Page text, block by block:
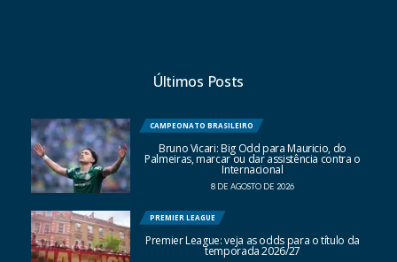
Últimos Posts
CAMPEONATO BRASILEIRO
Bruno Vicari: Big Odd para Mauricio, do
Palmeiras, marcar ou dar assistência contra o
Internacional
8 DE AGOSTO DE 2026
PREMIER LEAGUE
Premier League: veja as odds para o título da
temporada 2026/27